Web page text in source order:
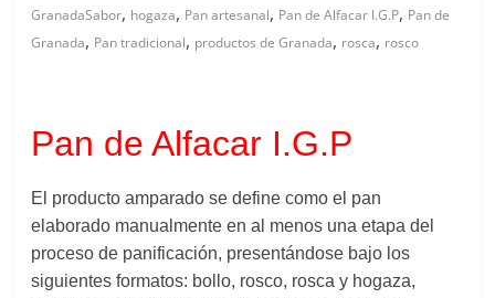
GranadaSabor, hogaza, Pan artesanal, Pan de Alfacar I.G.P, Pan de
Granada, Pan tradicional, productos de Granada, rosca, rosco
Pan de Alfacar I.G.P
El producto amparado se define como el pan
elaborado manualmente en al menos una etapa del
proceso de panificación, presentándose bajo los
siguientes formatos: bollo, rosco, rosca y hogaza,